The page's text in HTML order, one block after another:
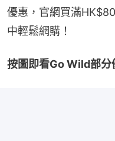
優惠，官網買滿
中輕鬆網購！
按圖即看Go Wild部分